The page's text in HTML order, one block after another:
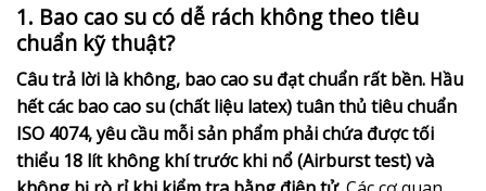
1. Bao cao su có dễ rách không theo tiêu
chuẩn kỹ thuật?
Câu trả lời là không, bao cao su đạt chuẩn rất bền. Hầu
hết các bao cao su (chất liệu latex) tuân thủ tiêu chuẩn
ISO 4074, yêu cầu mỗi sản phẩm phải chứa được tối
thiểu 18 lít không khí trước khi nổ (Airburst test) và